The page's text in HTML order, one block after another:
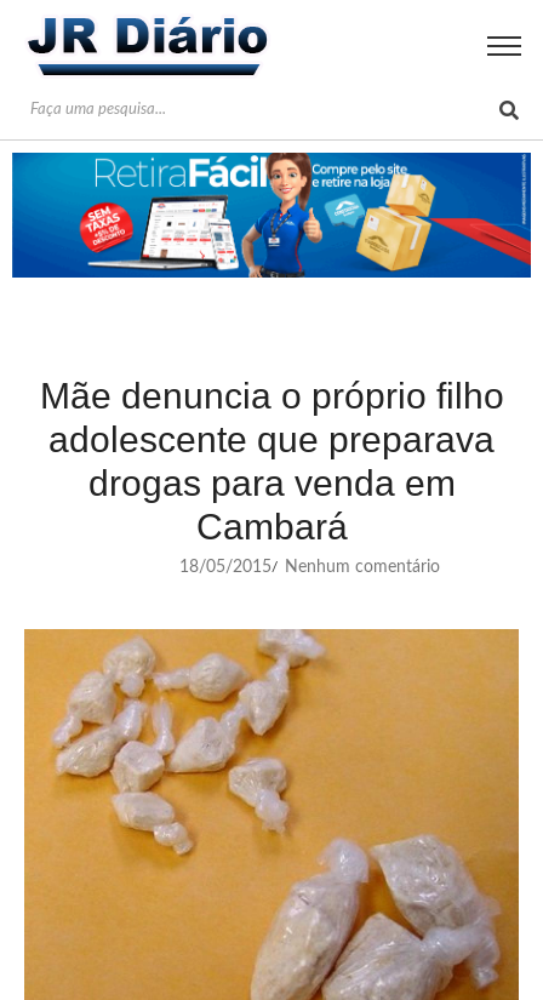
Mãe denuncia o próprio filho
adolescente que preparava
drogas para venda em
Cambará
18/05/2015/ Nenhum comentário